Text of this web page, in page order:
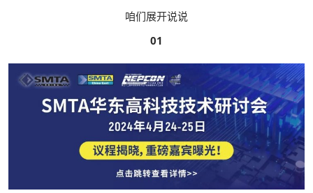
咱们展开说说
01